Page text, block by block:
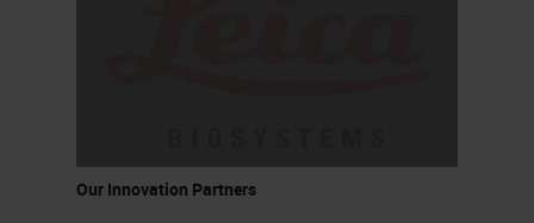
Our Innovation Partners